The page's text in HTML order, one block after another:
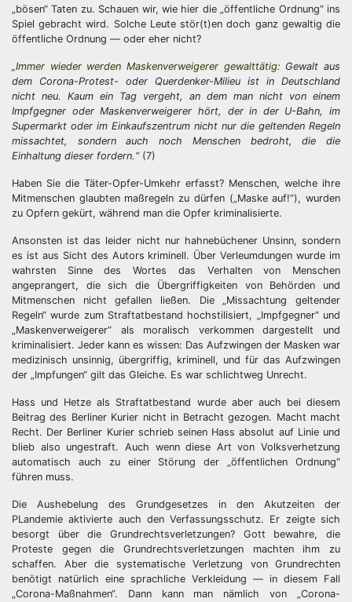
„bösen“ Taten zu. Schauen wir, wie hier die „öffentliche Ordnung“ ins
Spiel gebracht wird. Solche Leute stör(t)en doch ganz gewaltig die
öffentliche Ordnung — oder eher nicht?
„Immer wieder werden Maskenverweigerer gewalttätig: Gewalt aus
dem Corona-Protest- oder Querdenker-Milieu ist in Deutschland
nicht neu. Kaum ein Tag vergeht, an dem man nicht von einem
Impfgegner oder Maskenverweigerer hört, der in der U-Bahn, im
Supermarkt oder im Einkaufszentrum nicht nur die geltenden Regeln
missachtet, sondern auch noch Menschen bedroht, die die
Einhaltung dieser fordern.“(7)
Haben Sie die Täter-Opfer-Umkehr erfasst? Menschen, welche ihre
Mitmenschen glaubten maßregeln zu dürfen („Maske auf!“), wurden
zu Opfern gekürt, während man die Opfer kriminalisierte.
Ansonsten ist das leider nicht nur hahnebüchener Unsinn, sondern
es ist aus Sicht des Autors kriminell. Über Verleumdungen wurde im
wahrsten Sinne des Wortes das Verhalten von Menschen
angeprangert, die sich die Übergriffigkeiten von Behörden und
Mitmenschen nicht gefallen ließen. Die „Missachtung geltender
Regeln“ wurde zum Straftatbestand hochstilisiert, „Impfgegner“ und
„Maskenverweigerer“ als moralisch verkommen dargestellt und
kriminalisiert. Jeder kann es wissen: Das Aufzwingen der Masken war
medizinisch unsinnig, übergriffig, kriminell, und für das Aufzwingen
der „Impfungen“ gilt das Gleiche. Es war schlichtweg Unrecht.
Hass und Hetze als Straftatbestand wurde aber auch bei diesem
Beitrag des Berliner Kurier nicht in Betracht gezogen. Macht macht
Recht. Der Berliner Kurier schrieb seinen Hass absolut auf Linie und
blieb also ungestraft. Auch wenn diese Art von Volksverhetzung
automatisch auch zu einer Störung der „öffentlichen Ordnung“
führen muss.
Die Aushebelung des Grundgesetzes in den Akutzeiten der
PLandemie aktivierte auch den Verfassungsschutz. Er zeigte sich
besorgt über die Grundrechtsverletzungen? Gott bewahre, die
Proteste gegen die Grundrechtsverletzungen machten ihm zu
schaffen. Aber die systematische Verletzung von Grundrechten
benötigt natürlich eine sprachliche Verkleidung — in diesem Fall
„Corona-Maßnahmen“. Dann kann man nämlich von „Corona-